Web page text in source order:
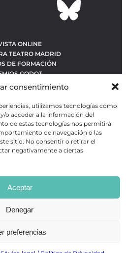
consentimiento
utilizamos tecnologías como
o acceder a la información del
de estas tecnologías nos permitirá
de navegación o las
sitio. No consentir o retirar el
negativamente a ciertas
Aceptar
Denegar
preferencias
ONLINE
TEATRO MADRID
DE FORMACIÓN
GODOT
MÁS VOTADAS
MEJORES OBRAS
DE OBRAS
independiente especializada
escénicas de Madrid, gratuita y
escénicos, además de otros
y de ocio de la capital.